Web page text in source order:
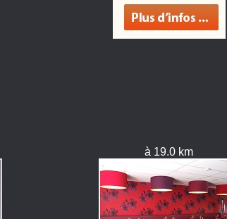
à 19.0 km